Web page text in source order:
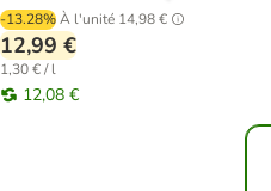
-13.28%À l'unité 14,98 €
12,99 €
1,30 € / l
12,08 €